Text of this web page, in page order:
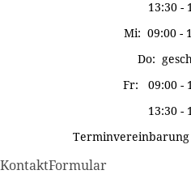
13:30 -
Mi: 09:00 -
Do:
Fr: 09:00 -
13:30 -
KontaktFormular